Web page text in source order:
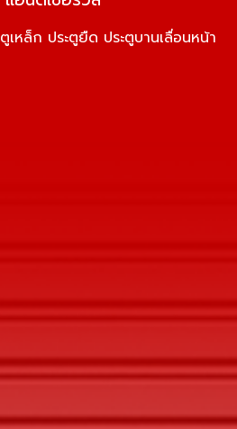
หล็ก ประตูยืด ประตูบานเลื่อนหน้า